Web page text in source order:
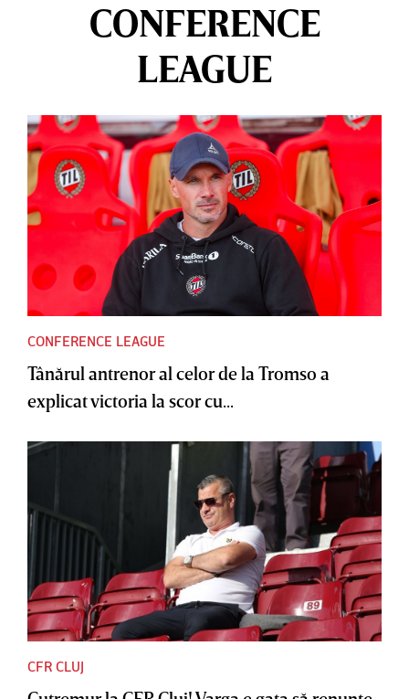
CONFERENCE
LEAGUE
CONFERENCE LEAGUE
Tânărul antrenor al celor de la Tromso a
explicat victoria la scor cu...
CFR CLUJ